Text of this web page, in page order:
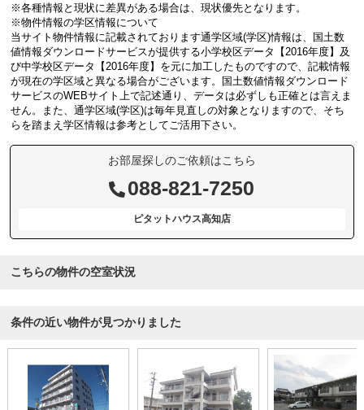
※各種情報と現状に差異がある場合は、現状優先となります。
※物件情報の学区情報について
当サイト物件情報に記載されております通学区域(学区)情報は、国土数
値情報ダウンロードサービスが提供する小学校区データ【2016年度】及
び中学校区データ【2016年度】を元に加工したものですので、記載情報
が現在の学区域と異なる場合がございます。国土数値情報ダウンロード
サービスのWEBサイト上で記述通り、データは必ずしも正確とは言えま
せん。また、通学区域(学区)は毎年見直しの対象となりますので、そち
らを踏まえ学区情報は参考としてご活用下さい。
お部屋探しのご依頼はこちら
088-821-7250
ピタットハウス高知店
こちらの物件の空室状況
条件の近い物件が見つかりました